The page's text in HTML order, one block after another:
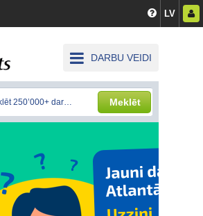
LV
DARBU VEIDI
Meklēt